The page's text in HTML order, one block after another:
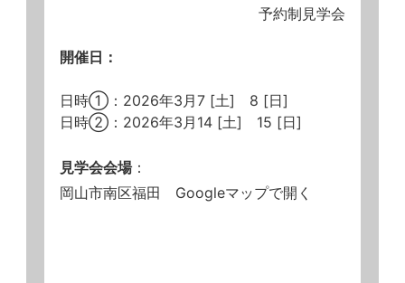
予約制見学会
開催日：
日時①：2026年3月7 [土] 8 [日]
日時②：2026年3月14 [土] 15 [日]
見学会会場：
岡山市南区福田
Googleマップで開く